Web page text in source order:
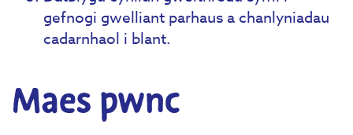
gefnogi gwelliant parhaus a chanlyniadau
cadarnhaol i blant.
Maes pwnc